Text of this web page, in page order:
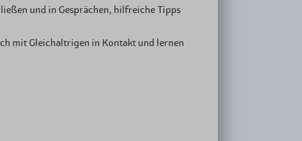
und in Gesprächen, hilfreiche Tipps
mit Gleichaltrigen in Kontakt und lernen